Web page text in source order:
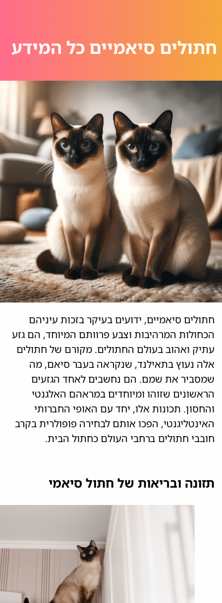
חתולים סיאמיים כל המידע
חתולים סיאמיים, ידועים בעיקר בזכות עיניהם
הכחולות המרהיבות וצבע פרוותם המיוחד, הם גזע
עתיק ואהוב בעולם החתולים. מקורם של חתולים
אלה נעוץ בתאילנד, שנקראה בעבר סיאם, מה
שמסביר את שמם. הם נחשבים לאחד הגזעים
הראשונים שזוהו ומיוחדים במראהם האלגנטי
והחסון. תכונות אלו, יחד עם האופי החברותי
האינטליגנטי, הפכו אותם לבחירה פופולרית בקרב
חובבי חתולים ברחבי העולם כחתול הבית.
תזונה ובריאות של חתול סיאמי